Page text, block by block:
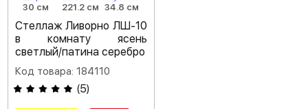
30 см
221.2 см
34.8 см
Стеллаж Ливорно ЛШ-10
в комнату ясень
светлый/патина серебро
Код товара: 184110
(5)